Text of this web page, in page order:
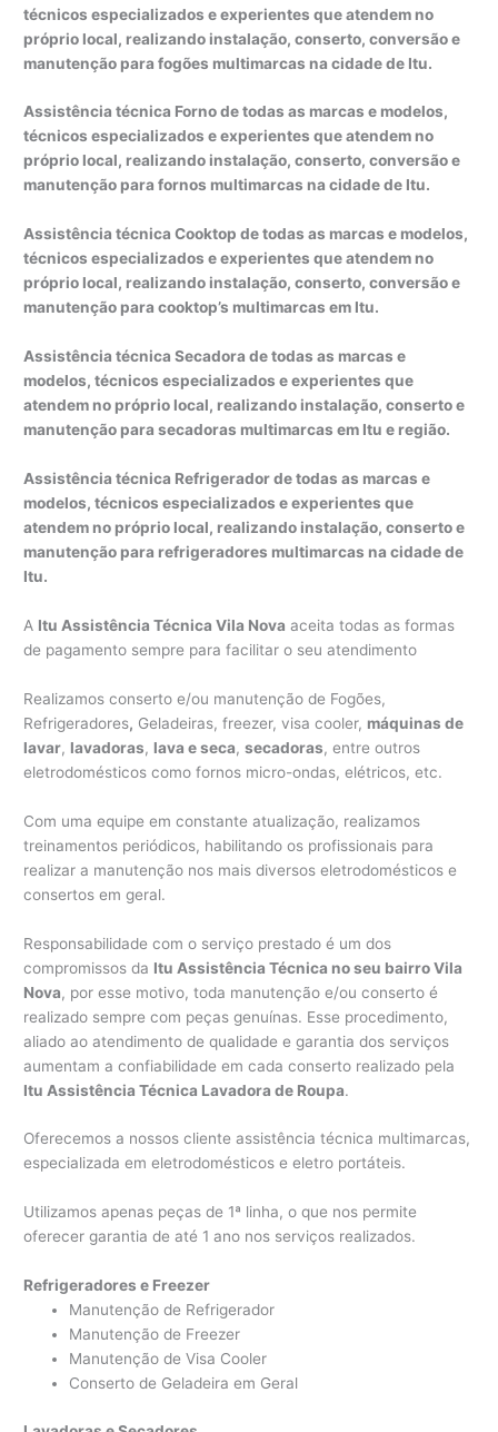
técnicos especializados e experientes que atendem no
próprio local, realizando instalação, conserto, conversão e
manutenção para fogões multimarcas na cidade de Itu.
Assistência técnica Forno de todas as marcas e modelos,
técnicos especializados e experientes que atendem no
próprio local, realizando instalação, conserto, conversão e
manutenção para fornos multimarcas na cidade de Itu.
Assistência técnica Cooktop de todas as marcas e modelos,
técnicos especializados e experientes que atendem no
próprio local, realizando instalação, conserto, conversão e
manutenção para cooktop’s multimarcas em Itu.
Assistência técnica Secadora de todas as marcas e
modelos, técnicos especializados e experientes que
atendem no próprio local, realizando instalação, conserto e
manutenção para secadoras multimarcas em Itu e região.
Assistência técnica Refrigerador de todas as marcas e
modelos, técnicos especializados e experientes que
atendem no próprio local, realizando instalação, conserto e
manutenção para refrigeradores multimarcas na cidade de
Itu.
A Itu Assistência Técnica Vila Nova aceita todas as formas
de pagamento sempre para facilitar o seu atendimento
Realizamos conserto e/ou manutenção de Fogões,
Refrigeradores, Geladeiras, freezer, visa cooler, máquinas de
lavar, lavadoras, lava e seca,secadoras, entre outros
eletrodomésticos como fornos micro-ondas, elétricos, etc.
Com uma equipe em constante atualização, realizamos
treinamentos periódicos, habilitando os profissionais para
realizar a manutenção nos mais diversos eletrodomésticos e
consertos em geral.
Responsabilidade com o serviço prestado é um dos
compromissos da Itu Assistência Técnica no seu bairro Vila
Nova, por esse motivo, toda manutenção e/ou conserto é
realizado sempre com peças genuínas. Esse procedimento,
aliado ao atendimento de qualidade e garantia dos serviços
aumentam a confiabilidade em cada conserto realizado pela
Itu Assistência Técnica Lavadora de Roupa.
Oferecemos a nossos cliente assistência técnica multimarcas,
especializada em eletrodomésticos e eletro portáteis.
Utilizamos apenas peças de 1ª linha, o que nos permite
oferecer garantia de até 1 ano nos serviços realizados.
Refrigeradores e Freezer
Manutenção de Refrigerador
Manutenção de Freezer
Manutenção de Visa Cooler
Conserto de Geladeira em Geral